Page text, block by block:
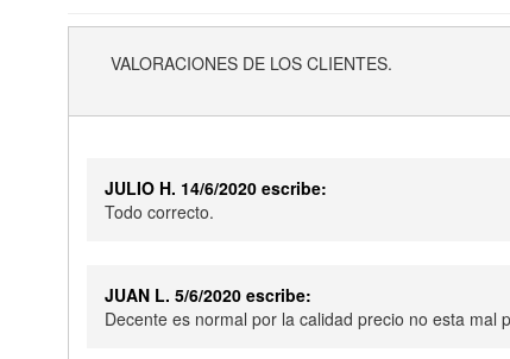
VALORACIONES DE LOS CLIENTES.
JULIO H. 14/6/2020 escribe:
Todo correcto.
JUAN L. 5/6/2020 escribe:
Decente es normal por la calidad precio no esta